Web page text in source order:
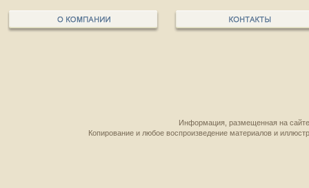
Информация, размещенная на
Копирование и любое воспроизведение материалов и